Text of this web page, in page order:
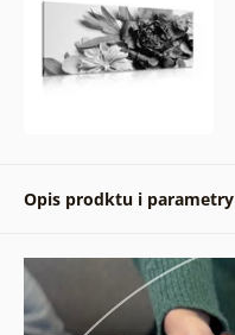
Opis prodktu i parametry